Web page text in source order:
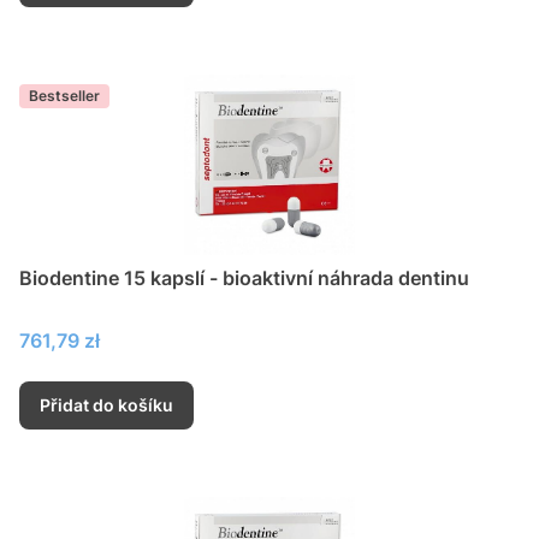
Bestseller
Biodentine 15 kapslí - bioaktivní náhrada dentinu
Cena
761,79 zł
Přidat do košíku